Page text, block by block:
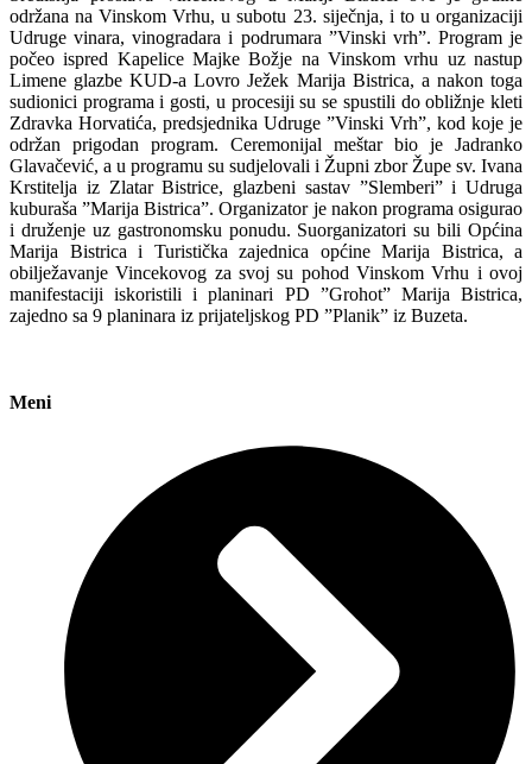
održana na Vinskom Vrhu, u subotu 23. siječnja, i to u organizaciji
Udruge vinara, vinogradara i podrumara ”Vinski vrh”. Program je
počeo ispred Kapelice Majke Božje na Vinskom vrhu uz nastup
Limene glazbe KUD-a Lovro Ježek Marija Bistrica, a nakon toga
sudionici programa i gosti, u procesiji su se spustili do obližnje kleti
Zdravka Horvatića, predsjednika Udruge ”Vinski Vrh”, kod koje je
održan prigodan program. Ceremonijal meštar bio je Jadranko
Glavačević, a u programu su sudjelovali i Župni zbor Župe sv. Ivana
Krstitelja iz Zlatar Bistrice, glazbeni sastav ”Slemberi” i Udruga
kuburaša ”Marija Bistrica”. Organizator je nakon programa osigurao
i druženje uz gastronomsku ponudu. Suorganizatori su bili Općina
Marija Bistrica i Turistička zajednica općine Marija Bistrica, a
obilježavanje Vincekovog za svoj su pohod Vinskom Vrhu i ovoj
manifestaciji iskoristili i planinari PD ”Grohot” Marija Bistrica,
zajedno sa 9 planinara iz prijateljskog PD ”Planik” iz Buzeta.
Meni